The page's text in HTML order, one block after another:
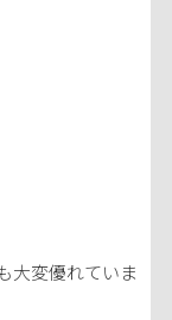
大変優れていま